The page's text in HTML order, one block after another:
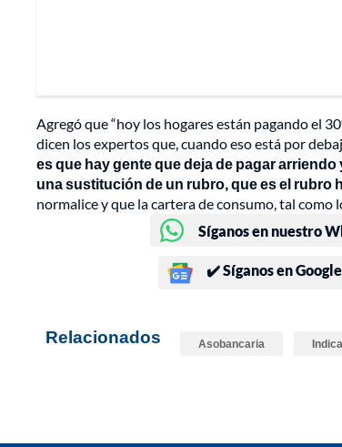
Agregó que “hoy los hogares están pagando el
dicen los expertos que, cuando eso está por
es que hay gente que deja de pagar
una sustitución de un rubro, que es el rubro
normalice y que la cartera de consumo, tal como
Síganos en nuestro
✔️ Síganos en
Relacionados Asobancaria